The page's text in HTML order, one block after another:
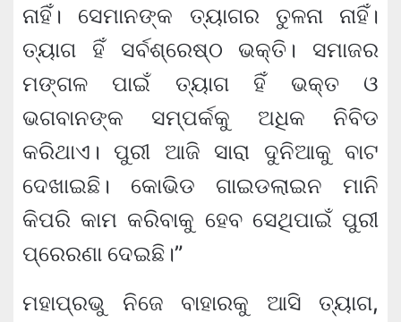
ନାହିଁ। ସେମାନଙ୍କ ତ୍ୟାଗର ତୁଳନା ନାହିଁ।
ତ୍ୟାଗ ହିଁ ସର୍ବଶ୍ରେଷ୍ଠ ଭକ୍ତି। ସମାଜର
ମଙ୍ଗଳ ପାଇଁ ତ୍ୟାଗ ହିଁ ଭକ୍ତ ଓ
ଭଗବାନଙ୍କ ସମ୍ପର୍କକୁ ଅଧିକ ନିବିଡ
କରିଥାଏ। ପୁରୀ ଆଜି ସାରା ଦୁନିଆକୁ ବାଟ
ଦେଖାଇଛି। କୋଭିଡ ଗାଇଡଲାଇନ ମାନି
କିପରି କାମ କରିବାକୁ ହେବ ସେଥିପାଇଁ ପୁରୀ
ପ୍ରେରଣା ଦେଇଛି।”
ମହାପ୍ରଭୁ ନିଜେ ବାହାରକୁ ଆସି ତ୍ୟାଗ,